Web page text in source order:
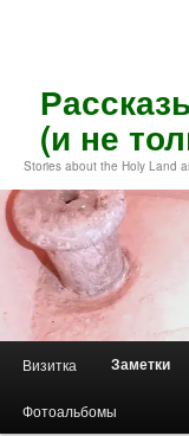
content
(и не
Stories about the Holy Land
Визитка Заметки
Фотоальбомы